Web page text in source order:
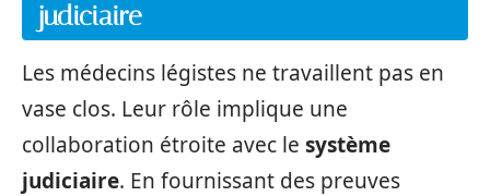
judiciaire
Les médecins légistes ne travaillent pas en
vase clos. Leur rôle implique une
collaboration étroite avec le système
judiciaire. En fournissant des preuves